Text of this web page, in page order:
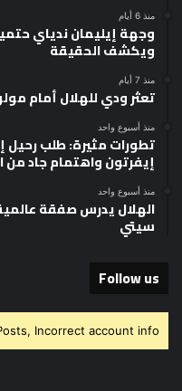
منذ 6 أيام
وجهة إيليمان ندياي
ويكشف الحقيقة
منذ 7 أيام
تعثر ودي للهلال أمام
منذ أسبوع واحد
تطورات مثيرة: طلب رحيل
إيفرتون واهتمام جاد من
منذ أسبوع واحد
الهلال يدرس صفقة
سيتي
Follow us
Incorrect account info.